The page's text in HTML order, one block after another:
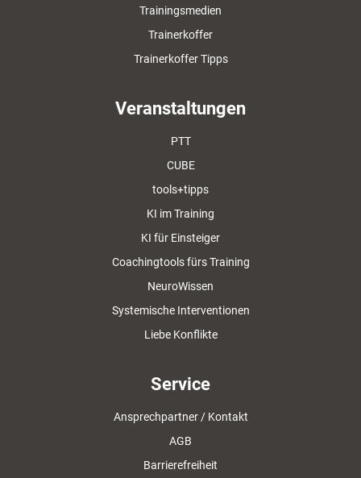
Trainingsmedien
Trainerkoffer
Trainerkoffer Tipps
Veranstaltungen
PTT
CUBE
tools+tipps
KI im Training
KI für Einsteiger
Coachingtools fürs Training
NeuroWissen
Systemische Interventionen
Liebe Konflikte
Service
Ansprechpartner / Kontakt
AGB
Barrierefreiheit